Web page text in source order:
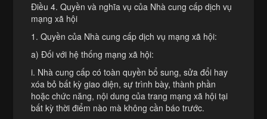
Điều 4. Quyền và nghĩa vụ của Nhà cung cấp dịch vụ
mạng xã hội
1. Quyền của Nhà cung cấp dịch vụ mạng xã hội:
a) Đối với hệ thống mạng xã hội:
i. Nhà cung cấp có toàn quyền bổ sung, sửa đổi hay
xóa bỏ bất kỳ giao diện, sự trình bày, thành phần
hoặc chức năng, nội dung của trang mạng xã hội tại
bất kỳ thời điểm nào mà không cần báo trước.